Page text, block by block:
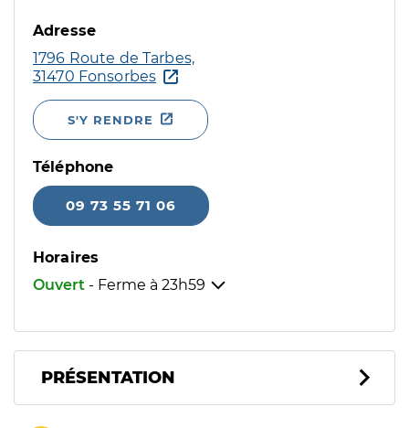
Adresse
1796 Route de Tarbes,
31470 Fonsorbes
S'Y RENDRE
Téléphone
09 73 55 71 06
Horaires
Ouvert - Ferme à 23h59
PRÉSENTATION